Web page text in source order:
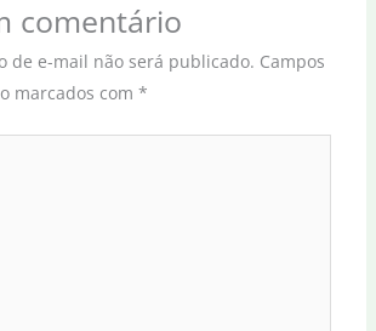
comentário
de e-mail não será publicado. Campos
marcados com *